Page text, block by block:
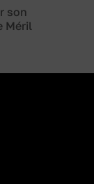
son
Méril